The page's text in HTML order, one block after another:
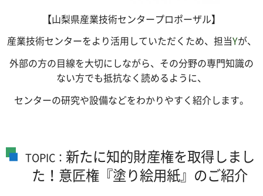
【山梨県産業技術センタープロポーザル】
産業技術センターをより活用していただくため、担当Yが、
外部の方の目線を大切にしながら、その分野の専門知識の
ない方でも抵抗なく読めるように、
センターの研究や設備などをわかりやすく紹介します。
TOPIC： 新たに知的財産権を取得しまし
た！意匠権『塗り絵用紙』 のご紹介